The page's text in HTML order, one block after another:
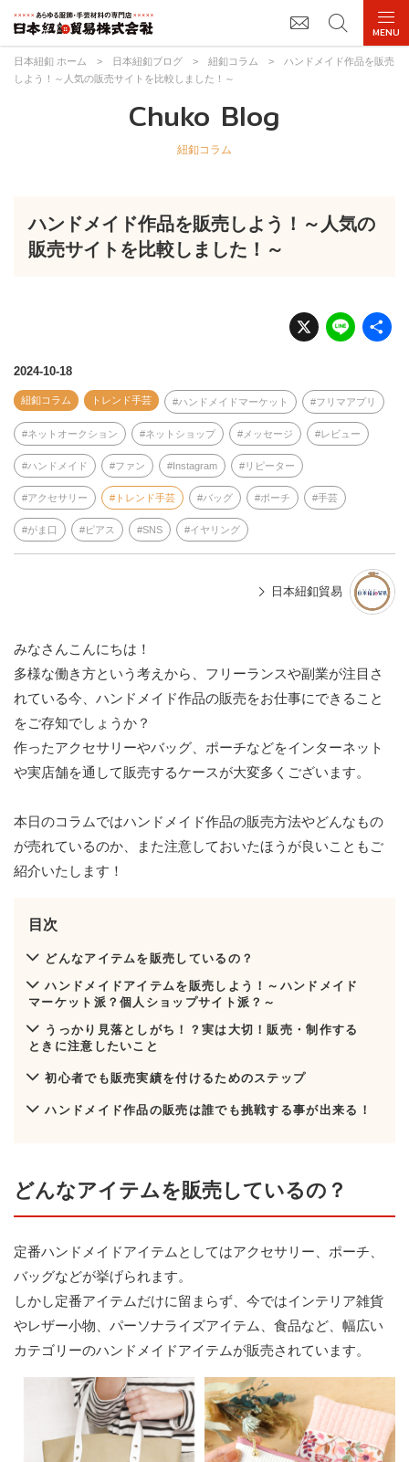
日本紐釦 ホーム > 日本紐釦ブログ > 紐釦コラム >
ハンドメイド作品を販売
しよう！～人気の販売サイトを比較しました！～
Chuko Blog
紐釦コラム
ハンドメイド作品を販売しよう！～人気の
販売サイトを比較しました！～
X Li
n
2024-10-18
紐釦コラム トレンド手芸 ハンドメイドマーケット フリマアプリ
ネットオークション ネットショップ メッセージ レビュー
ハンドメイド ファン Instagram リピーター
アクセサリー トレンド手芸 バッグ ポーチ 手芸
がま口 ピアス SNS イヤリング
日本紐釦貿易
みなさんこんにちは！
多様な働き方という考えから、フリーランスや副業が注目さ
れている今、ハンドメイド作品の販売をお仕事にできること
をご存知でしょうか？
作ったアクセサリーやバッグ、ポーチなどをインターネット
や実店舗を通して販売するケースが大変多くございます。
本日のコラムではハンドメイド作品の販売方法やどんなもの
が売れているのか、また注意しておいたほうが良いこともご
紹介いたします！
目次
どんなアイテムを販売しているの？
ハンドメイドアイテムを販売しよう！～ハンドメイド
マーケット派？個人ショップサイト派？～
うっかり見落としがち！？実は大切！販売・制作する
ときに注意したいこと
初心者でも販売実績を付けるためのステップ
ハンドメイド作品の販売は誰でも挑戦する事が出来る！
どんなアイテムを販売しているの？
定番ハンドメイドアイテムとしてはアクセサリー、ポーチ、
バッグなどが挙げられます。
しかし定番アイテムだけに留まらず、今ではインテリア雑貨
やレザー小物、パーソナライズアイテム、食品など、幅広い
カテゴリーのハンドメイドアイテムが販売されています。